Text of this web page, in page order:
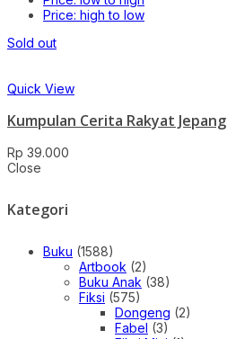
Price: high to low
Sold out
Quick View
Kumpulan Cerita Rakyat Jepang
Rp 39.000
Close
Kategori
Buku (1588)
Artbook (2)
Buku Anak (38)
Fiksi (575)
Dongeng (2)
Fabel (3)